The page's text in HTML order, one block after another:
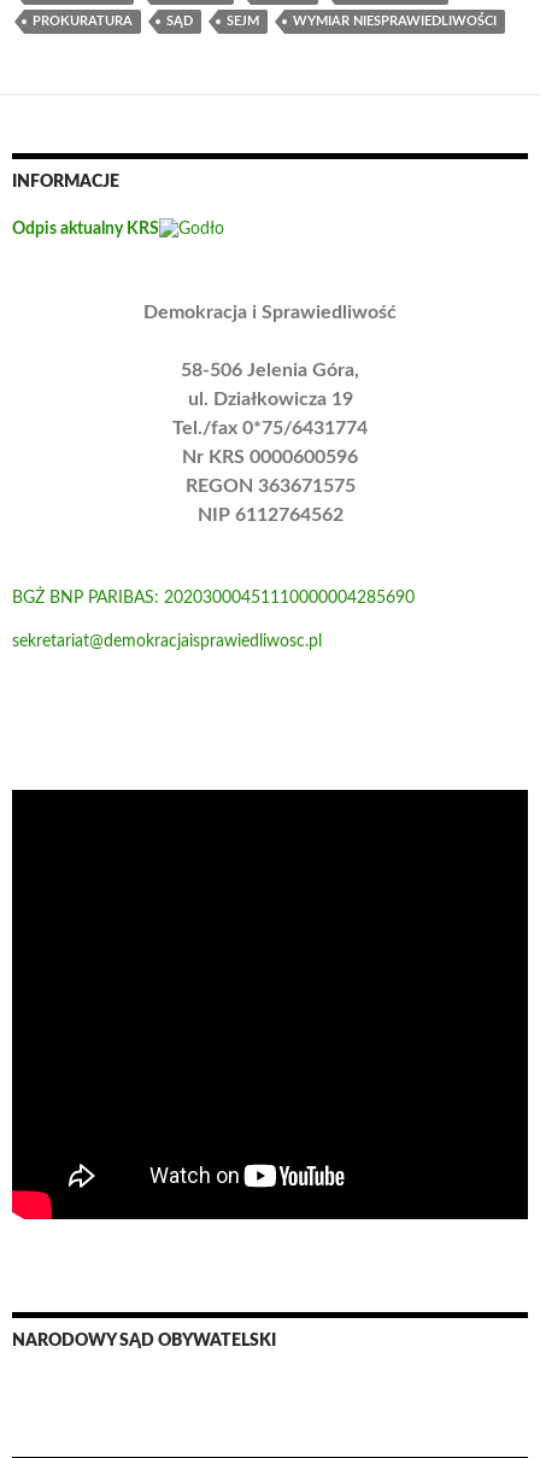
PROKURATURA SĄD SEJM WYMIAR NIESPRAWIEDLIWOŚCI
INFORMACJE
Odpis aktualny KRS
Demokracja i Sprawiedliwość
58-506 Jelenia Góra,
ul. Działkowicza 19
Tel./fax 0*75/6431774
Nr KRS 0000600596
REGON 363671575
NIP 6112764562
BGŻ BNP PARIBAS: 20203000451110000004285690
sekretariat@demokracjaisprawiedliwosc.pl
NARODOWY SĄD OBYWATELSKI